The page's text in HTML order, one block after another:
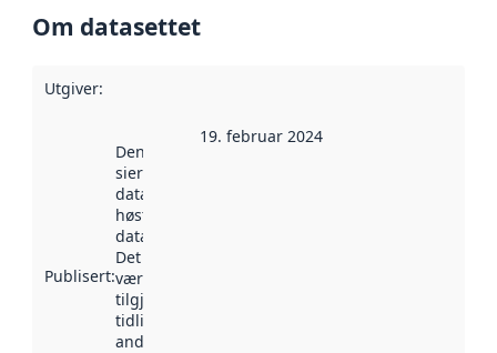
Om datasettet
Utgiver:
Publisert:
Denne datoen
sier når
datasettet ble
høstet av
data.norge.no.
Det kan ha
vært
tilgjengelig
tidligere
andre steder.
19. februar 2024